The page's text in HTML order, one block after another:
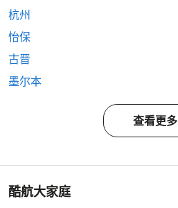
杭州
怡保
古晋
墨尔本
查看更多
酷航大家庭